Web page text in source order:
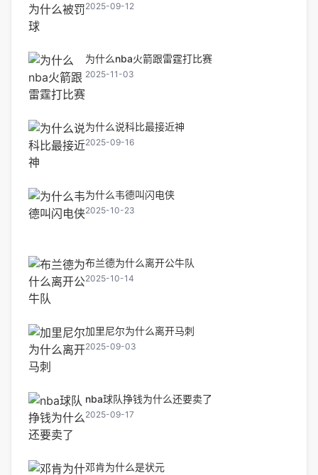
2025-09-12
为什么nba火箭跟雷霆打比赛
2025-11-03
为什么说科比最接近神
2025-09-16
为什么韦德叫闪电侠
2025-10-23
布兰德为什么离开公牛队
2025-10-14
加里尼尔为什么离开马刺
2025-09-03
nba球队挣钱为什么还要卖了
2025-09-17
邓肯为什么是状元